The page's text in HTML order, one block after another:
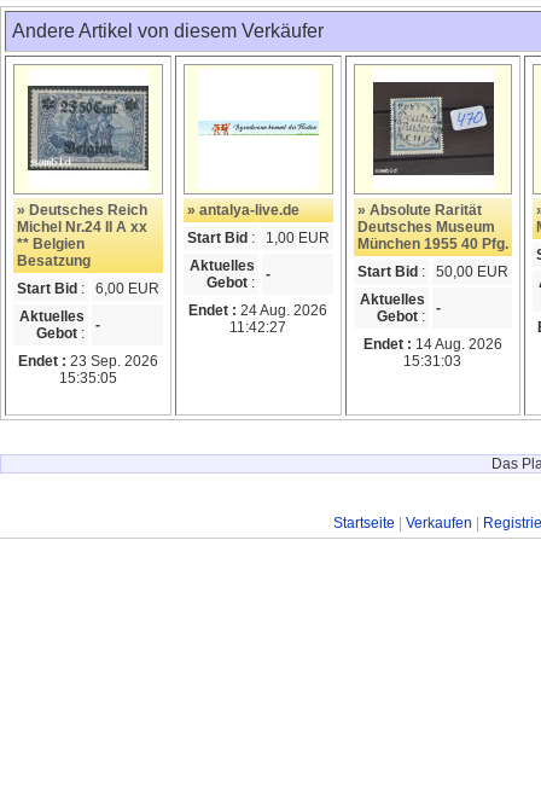
Andere Artikel von diesem Verkäufer
» Deutsches Reich
Michel Nr.24 II A xx
** Belgien
Besatzung
Start Bid :
6,00 EUR
Aktuelles
Gebot : -
Endet : 23 Sep. 2026
15:35:05
» antalya-live.de
Start Bid :
1,00 EUR
Aktuelles
Gebot : -
Endet : 24 Aug. 2026
11:42:27
» Absolute Rarität
Deutsches Museum
München 1955 40 Pfg.
Start Bid :
50,00 EUR
Aktuelles
Gebot : -
Endet : 14 Aug. 2026
15:31:03
Das
Startseite Verkaufen